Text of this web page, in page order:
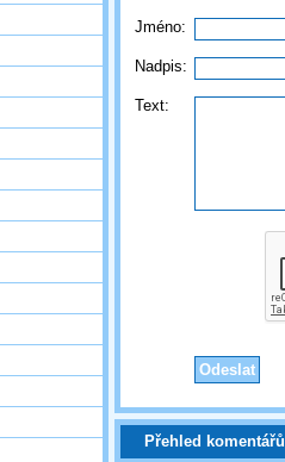
Jméno:
Nadpis:
Text:
Přehled komentářů